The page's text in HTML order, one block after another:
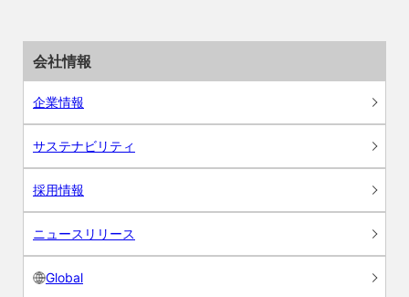
会社情報
企業情報
サステナビリティ
採用情報
ニュースリリース
Global